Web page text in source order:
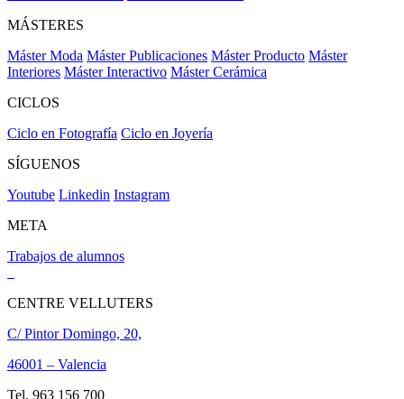
MÁSTERES
Máster Moda Máster Publicaciones Máster Producto Máster
Interiores Máster Interactivo Máster Cerámica
CICLOS
Ciclo en Fotografía Ciclo en Joyería
SÍGUENOS
Youtube Linkedin Instagram
META
Trabajos de alumnos
CENTRE VELLUTERS
C/ Pintor Domingo, 20,
46001 – Valencia
Tel. 963 156 700